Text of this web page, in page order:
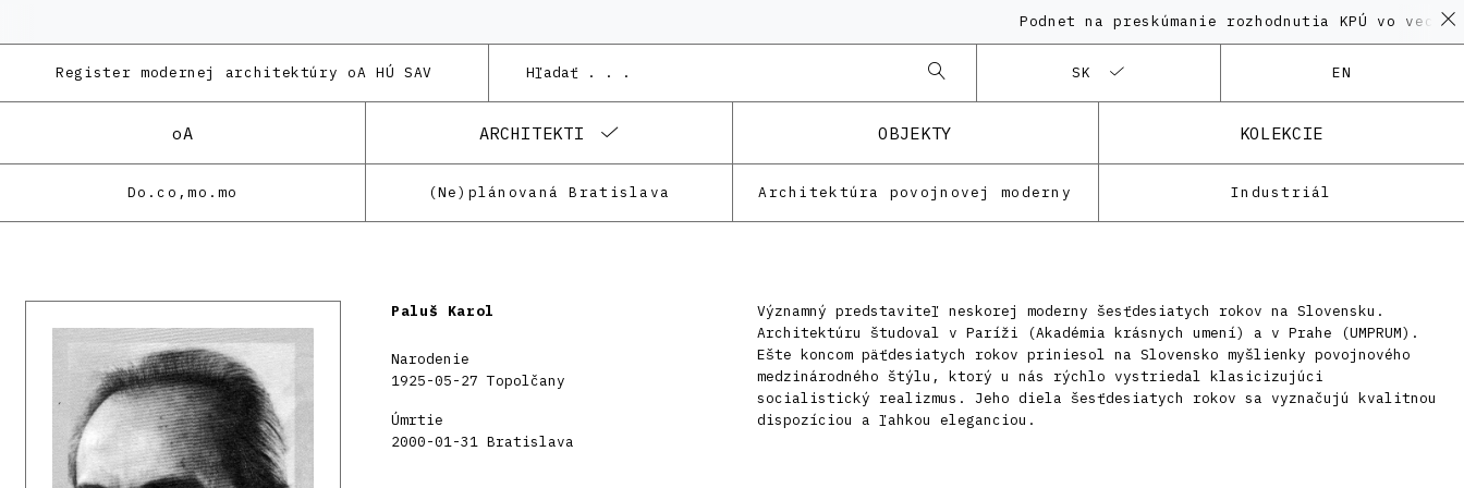
Podnet na preskúmanie rozhodnutia KPÚ vo veci
Register modernej architektúry oA HÚ SAV SK EN
oA ARCHITEKTI OBJEKTY KOLEKCIE
Do.co,mo.mo (Ne)plánovaná Bratislava Architektúra povojnovej moderny Industriál
Paluš Karol
Narodenie
1925-05-27 Topolčany
Úmrtie
2000-01-31 Bratislava
Významný predstaviteľ neskorej moderny šesťdesiatych rokov na Slovensku.
Architektúru študoval v Paríži (Akadémia krásnych umení) a v Prahe (UMPRUM).
Ešte koncom päťdesiatych rokov priniesol na Slovensko myšlienky povojnového
medzinárodného štýlu, ktorý u nás rýchlo vystriedal klasicizujúci
socialistický realizmus. Jeho diela šesťdesiatych rokov sa vyznačujú kvalitnou
dispozíciou a ľahkou eleganciou.